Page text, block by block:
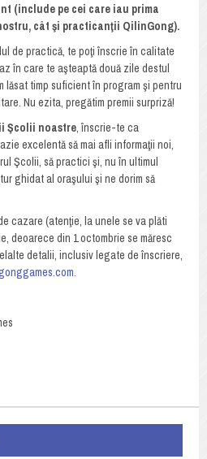
(include pe cei care iau prima
cât şi practicanţii QilinGong).
de practică, te poţi înscrie în calitate
în care te aşteaptă două zile destul
lăsat timp suficient în program şi pentru
Nu ezita, pregătim premii surpriză!
Şcolii noastre, înscrie-te ca
excelentă să mai afli informaţii noi,
Şcolii, să practici şi, nu în ultimul
ghidat al oraşului şi ne dorim să
cazare (atenţie, la unele se va plăti
deoarece din 1 octombrie se măresc
detalii, inclusiv legate de înscriere,
.